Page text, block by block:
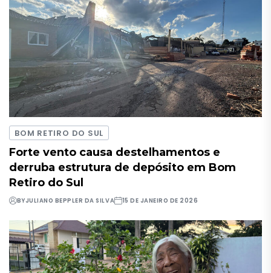
BOM RETIRO DO SUL
Forte vento causa destelhamentos e
derruba estrutura de depósito em Bom
Retiro do Sul
BYJULIANO BEPPLER DA SILVA 15 DE JANEIRO DE 2026